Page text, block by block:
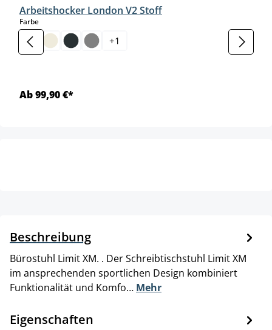
Arbeitshocker London V2 Stoff
Farbeauswählen
+1
Ab 99,90 €*
Beschreibung
Bürostuhl Limit XM. . Der Schreibtischstuhl Limit XM
im ansprechenden sportlichen Design kombiniert
Funktionalität und Komfo… Mehr
Eigenschaften